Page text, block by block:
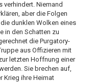
verhindert. Niemand
aber die Folgen
dunklen Wolken eines
in den Schatten zu
die Purgatory-
aus Offizieren mit
letzten Hoffnung einer
Sie brechen auf,
Krieg ihre Heimat